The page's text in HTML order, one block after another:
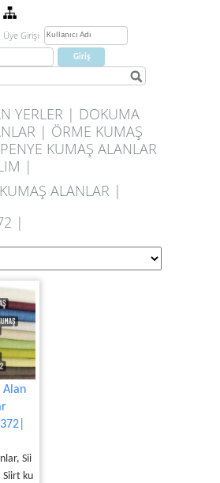
Üye Girişi
YERLER | DOKUMA
| ÖRME KUMAŞ
KUMAŞ ALANLAR
|
ALANLAR |
|
Alan
Sii
Siirt ku